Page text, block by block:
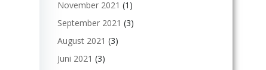
November 2021 (1)
September 2021 (3)
August 2021 (3)
Juni 2021 (3)